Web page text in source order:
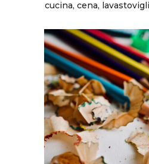
cucina, cena,